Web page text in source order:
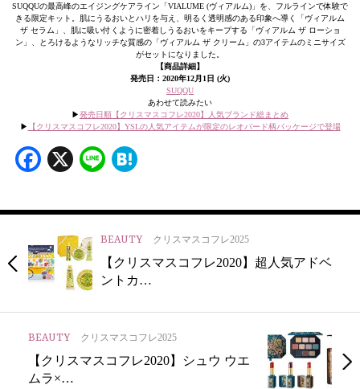
SUQQUの最高峰のエイジングケアライン「VIALUME (ヴィアルム)」を、フルラインで体験で
きる限定キット。肌にうるおいとハリを与え、明るく透明感のある印象へ導く「ヴィアルム
ザ セラム」、肌に吸い付くように密着しうるおいをキープする「ヴィアルム ザ ローショ
ン」、とろけるようなリッチな質感の「ヴィアルム ザ クリーム」の3アイテムのミニサイズ
がセットになりました。
【商品詳細】
発売日：2020年12月1日 (火)
SUQQU
あわせて読みたい
▶︎発売日順【クリスマスコフレ2020】人気ブランド総まとめ
▶︎
【クリスマスコフレ2020】YSLの人気アイテムが限定のレオパード柄パッケージで登場
Facebook
X Line
BEAUTY クリスマスコフレ2025
【クリスマスコフレ2020】超人気アドベ
ントカ…
BEAUTY クリスマスコフレ2025
【クリスマスコフレ2020】シュウ ウエ
ムラ×…